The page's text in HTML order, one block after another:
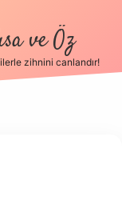
ve Öz
zihnini canlandır!